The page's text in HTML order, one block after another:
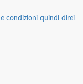
condizioni quindi direi